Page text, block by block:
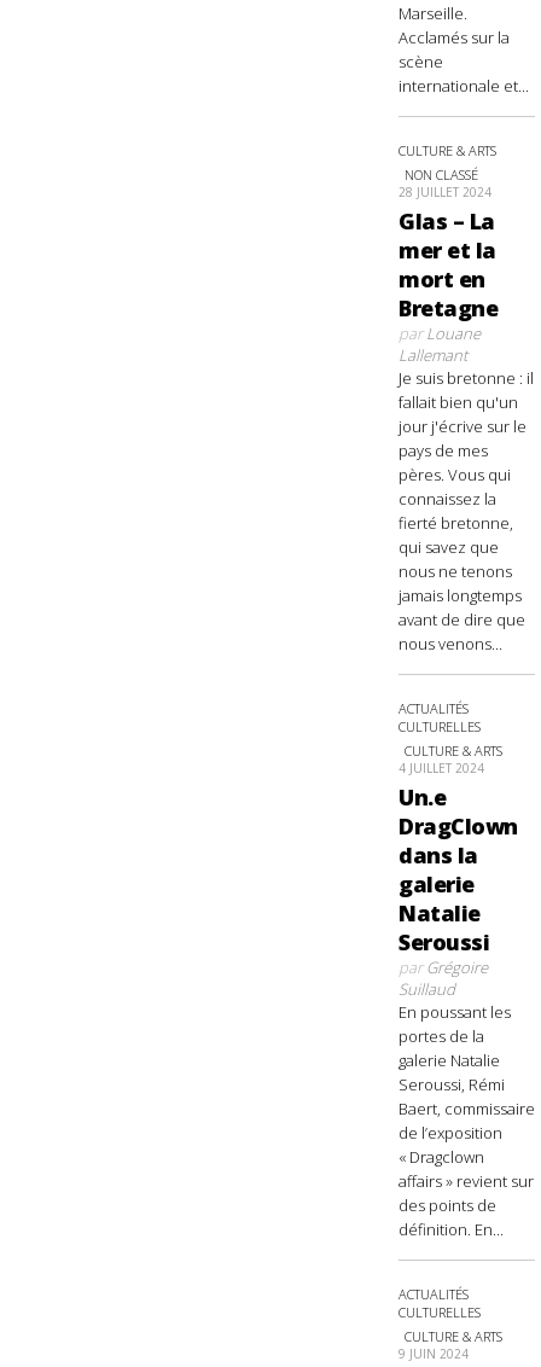
Marseille.
Acclamés sur la
scène
internationale et...
CULTURE & ARTS
NON CLASSÉ
28 JUILLET 2024
Glas – La
mer et la
mort en
Bretagne
parLouane
Lallemant
Je suis bretonne : il
fallait bien qu'un
jour j'écrive sur le
pays de mes
pères. Vous qui
connaissez la
fierté bretonne,
qui savez que
nous ne tenons
jamais longtemps
avant de dire que
nous venons...
ACTUALITÉS
CULTURELLES
CULTURE & ARTS
4 JUILLET 2024
Un.e
DragClown
dans la
galerie
Natalie
Seroussi
parGrégoire
Suillaud
En poussant les
portes de la
galerie Natalie
Seroussi, Rémi
Baert, commissaire
de l’exposition
« Dragclown
affairs » revient sur
des points de
définition. En...
ACTUALITÉS
CULTURELLES
CULTURE & ARTS
9 JUIN 2024